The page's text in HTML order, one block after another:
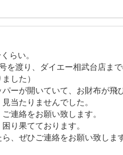
らい。
渡り、ダイエー相武台店まで
した）
ーが開いていて、お財布が飛
当たりませんでした。
連絡をお願い致します。
り果てております。
、ぜひご連絡をお願い致します